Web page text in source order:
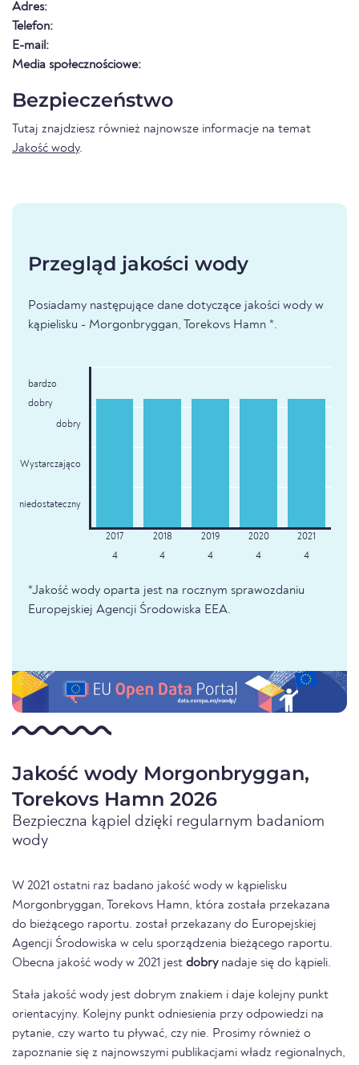
Adres:
Telefon:
E-mail:
Media społecznościowe:
Bezpieczeństwo
Tutaj znajdziesz również najnowsze informacje na temat
Jakość wody.
Przegląd jakości wody
Posiadamy następujące dane dotyczące jakości wody w
kąpielisku - Morgonbryggan, Torekovs Hamn *.
bardzo
dobry
dobry
Wystarczająco
niedostateczny
4 4 4 4 4
*Jakość wody oparta jest na rocznym sprawozdaniu
Europejskiej Agencji Środowiska EEA.
Jakość wody Morgonbryggan,
Torekovs Hamn 2026
Bezpieczna kąpiel dzięki regularnym badaniom
wody
W 2021 ostatni raz badano jakość wody w kąpielisku
Morgonbryggan, Torekovs Hamn, która została przekazana
do bieżącego raportu. został przekazany do Europejskiej
Agencji Środowiska w celu sporządzenia bieżącego raportu.
Obecna jakość wody w 2021 jest dobrynadaje się do kąpieli.
Stała jakość wody jest dobrym znakiem i daje kolejny punkt
orientacyjny. Kolejny punkt odniesienia przy odpowiedzi na
pytanie, czy warto tu pływać, czy nie. Prosimy również o
zapoznanie się z najnowszymi publikacjami władz regionalnych,